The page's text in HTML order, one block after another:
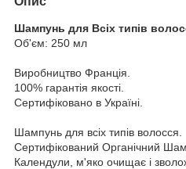
Шампунь для Всіх типів
Об'єм: 250 мл
Виробництво Франція.
100% гарантія якості.
Сертифіковано в Україні.
Шампунь для всіх типів волосся.
Сертифікований Органічний
Календули, м'яко очищає і